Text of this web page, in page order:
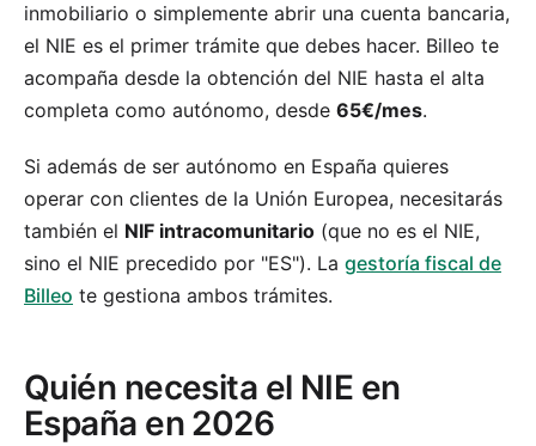
inmobiliario o simplemente abrir una cuenta bancaria,
el NIE es el primer trámite que debes hacer. Billeo te
acompaña desde la obtención del NIE hasta el alta
completa como autónomo, desde 65€/mes.
Si además de ser autónomo en España quieres
operar con clientes de la Unión Europea, necesitarás
también el NIF intracomunitario (que no es el NIE,
sino el NIE precedido por "ES"). La gestoría fiscal de
Billeo te gestiona ambos trámites.
Quién necesita el NIE en
España en 2026